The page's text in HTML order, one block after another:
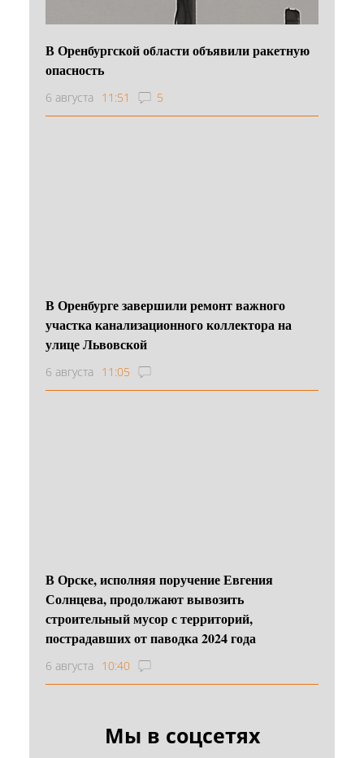
В Оренбургской области объявили ракетную
опасность
6 августа 11:51 5
В Оренбурге завершили ремонт важного
участка канализационного коллектора на
улице Львовской
6 августа 11:05
В Орске, исполняя поручение Евгения
Солнцева, продолжают вывозить
строительный мусор с территорий,
пострадавших от паводка 2024 года
6 августа 10:40
Мы в соцсетях